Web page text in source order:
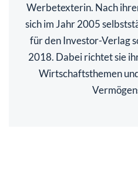
Werbetexterin. Nach
sich im Jahr 2005
für den Investor-Verlag
2018. Dabei richtet sie
Wirtschaftsthemen